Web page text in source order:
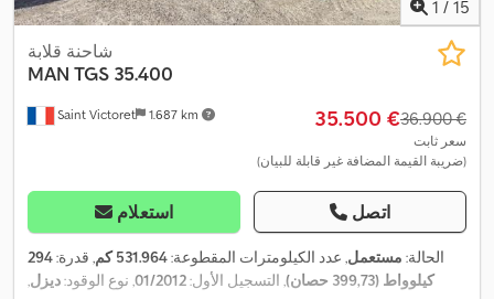
1 / 15
Saint Victoret 1.687 km
شاحنة قلابة
MAN TGS 35.400
‏35.500 € ‏36.900 €
سعر ثابت
(ضريبة القيمة المضافة غير قابلة للبيان)
استعلام اتصل
الحالة: مستعمل, عدد الكيلومترات المقطوعة:531.964 كم , قدرة:294
كيلوواط (399,73 حصان)
, التسجيل الأول:01/2012, نوع الوقود:ديزل,